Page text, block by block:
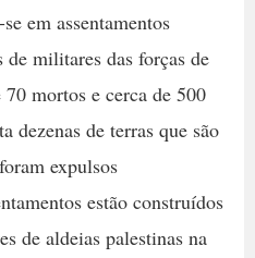
em assentamentos
de militares das forças de
mortos e cerca de 500
dezenas de terras que são
expulsos
estão construídos
de aldeias palestinas na